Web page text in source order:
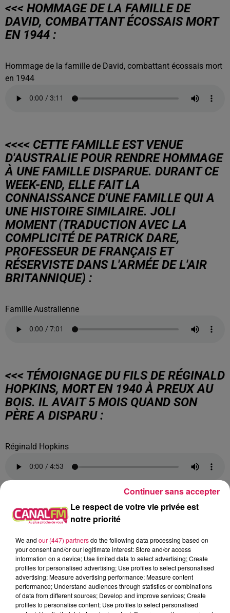
<<< HOMMAGE DE LA FAMILLE DE
DAVID, COMBATTANT ÉCOSSAIS MORT
EN 1944 :
Hommage de la famille de David, combattant écossais mort
en 1944
<<<< CETTE FAMILLE EST VENUE
D'AUSTRALIE POUR RENDRE HOMMAGE
À UNE FAMILLE DISPARUE. DURANT CE
WEEK-END, ELLE FAIT LA
CONNAISSANCE D'UNE FAMILLE QUI A
UNE HISTOIRE SIMILAIRE. JOLI
MOMENT (TRADUCTION AVEC LA
COMPLICITÉ DE PATRICK DARE,
PROFESSEUR DE FRANÇAIS ET
RÉSERVISTE DANS L'ARMÉE DE L'AIR
BRITANNIQUE) :
Famille Australienne
<<< TÉMOIGNAGE DU FILS DE RÉGINALD
HOPKINS, MORT EN 1940 À PREUX AU
BOIS. IL AVAIT 5 MOIS QUAND SON
PÈRE A DISPARU :
Réginald Hopkins
<<< UNE CÉRÉMONIE RENDUE POSSIBLE
GRÂCE AU MAIRE DE BOUSSIÈRE-SUR-
SAMBRE, CLAUDE DUPONT :
Claude Dupont
Le respect de votre vie privée est
notre priorité
We and our (447) partnersdo the following data processing based on
your consent and/or our legitimate interest: Store and/or access
information on a device; Use limited data to select advertising; Create
profiles for personalised advertising; Use profiles to select personalised
advertising; Measure advertising performance; Measure content
performance; Understand audiences through statistics or combinations
of data from different sources; Develop and improve services; Create
profiles to personalise content; Use profiles to select personalised
Continuer sans accepter